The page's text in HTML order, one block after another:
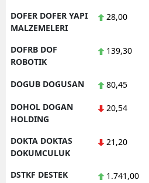
DOFER DOFER YAPI
MALZEMELERI
28,00
DOFRB DOF
ROBOTIK
139,30
DOGUB DOGUSAN 80,45
DOHOL DOGAN
HOLDING
20,54
DOKTA DOKTAS
DOKUMCULUK
21,20
DSTKF DESTEK
1.741,00